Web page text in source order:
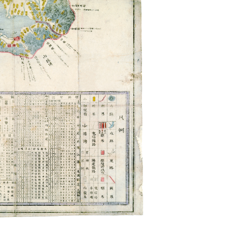
います。
2026年 (令和8年)
8月6日（木）
月～金 9:00～17:00
祝日・年末年始は休館
当館について
業務内容、沿革等
利用案内
開館時間、利用方法等
刊行物
情報紙、湖国と文化等
アクセス
住所、交通案内